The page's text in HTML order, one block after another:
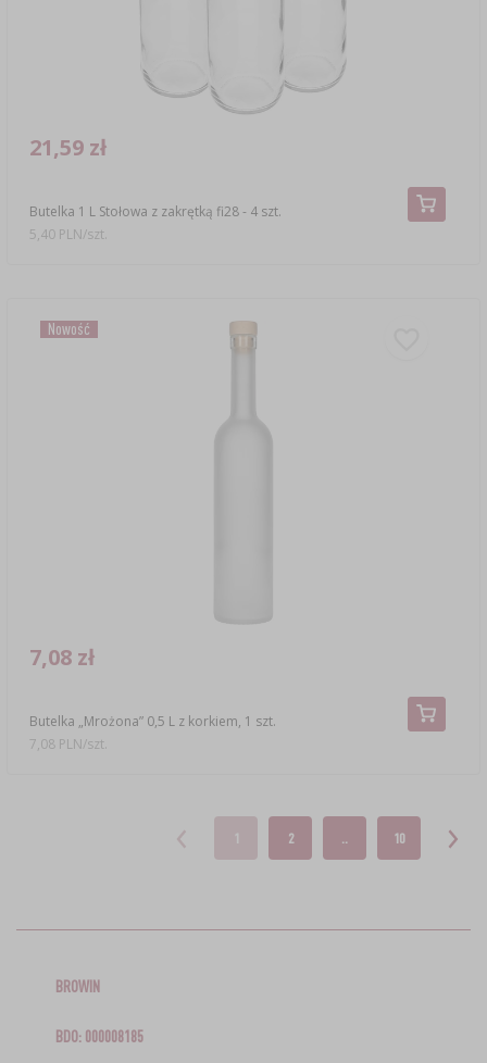
Butelka 1 L Stołowa z zakrętką fi28 - 4 szt.
21,59 zł
5,40 PLN/szt.
Nowość
Butelka „Mrożona” 0,5 L z korkiem, 1 szt.
7,08 zł
7,08 PLN/szt.
1 2 .. 10
BROWIN
BDO: 000008185